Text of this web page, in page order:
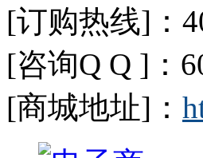
[订购热线]：
[咨询Q Q ]：
[商城地址]：